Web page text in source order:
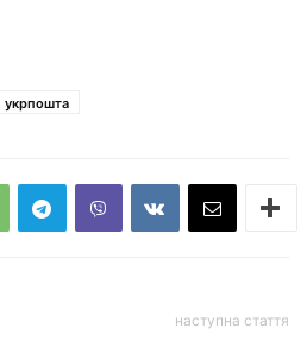
укрпошта
наступна стаття